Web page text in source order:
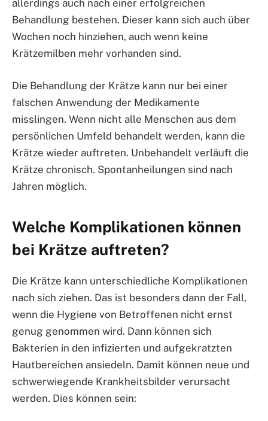
allerdings auch nach einer erfolgreichen
Behandlung bestehen. Dieser kann sich auch über
Wochen noch hinziehen, auch wenn keine
Krätzemilben mehr vorhanden sind.
Die Behandlung der Krätze kann nur bei einer
falschen Anwendung der Medikamente
misslingen. Wenn nicht alle Menschen aus dem
persönlichen Umfeld behandelt werden, kann die
Krätze wieder auftreten. Unbehandelt verläuft die
Krätze chronisch. Spontanheilungen sind nach
Jahren möglich.
Welche Komplikationen können
bei Krätze auftreten?
Die Krätze kann unterschiedliche Komplikationen
nach sich ziehen. Das ist besonders dann der Fall,
wenn die Hygiene von Betroffenen nicht ernst
genug genommen wird. Dann können sich
Bakterien in den infizierten und aufgekratzten
Hautbereichen ansiedeln. Damit können neue und
schwerwiegende Krankheitsbilder verursacht
werden. Dies können sein: